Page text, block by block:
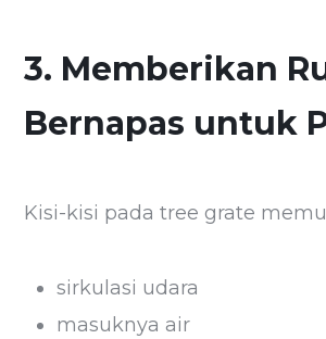
3. Memberikan
Bernapas untuk
Kisi-kisi pada tree grate
sirkulasi udara
masuknya air